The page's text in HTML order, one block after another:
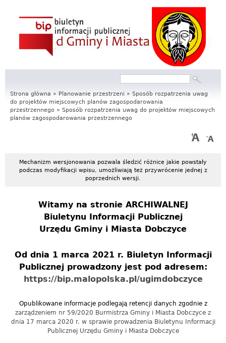
e
r
w
i
s
f
r
m
c
y
n
y
Formularz
wyszukiwania
Strona główna » Planowanie przestrzeni » Sposób rozpatrzenia uwag
do projektów miejscowych planów zagospodarowania
przestrzennego » Sposób rozpatrzenia uwag do projektów miejscowych
planów zagospodarowania przestrzennego
Mechanizm wersjonowania pozwala śledzić różnice jakie powstały
podczas modyfikacji wpisu, umożliwiają też przywrócenie jednej z
poprzednich wersji.
Witamy na stronie ARCHIWALNEJ
Biuletynu Informacji Publicznej
Urzędu Gminy i Miasta Dobczyce
Od dnia 1 marca 2021 r. Biuletyn Informacji
Publicznej prowadzony jest pod adresem:
https://bip.malopolska.pl/ugimdobczyce
Opublikowane informacje podlegają retencji danych zgodnie z
zarządzeniem nr 59/2020 Burmistrza Gminy i Miasta Dobczyce z
dnia 17 marca 2020 r. w sprawie prowadzenia Biuletynu Informacji
Publicznej Urzędu Gminy i Miasta Dobczyce